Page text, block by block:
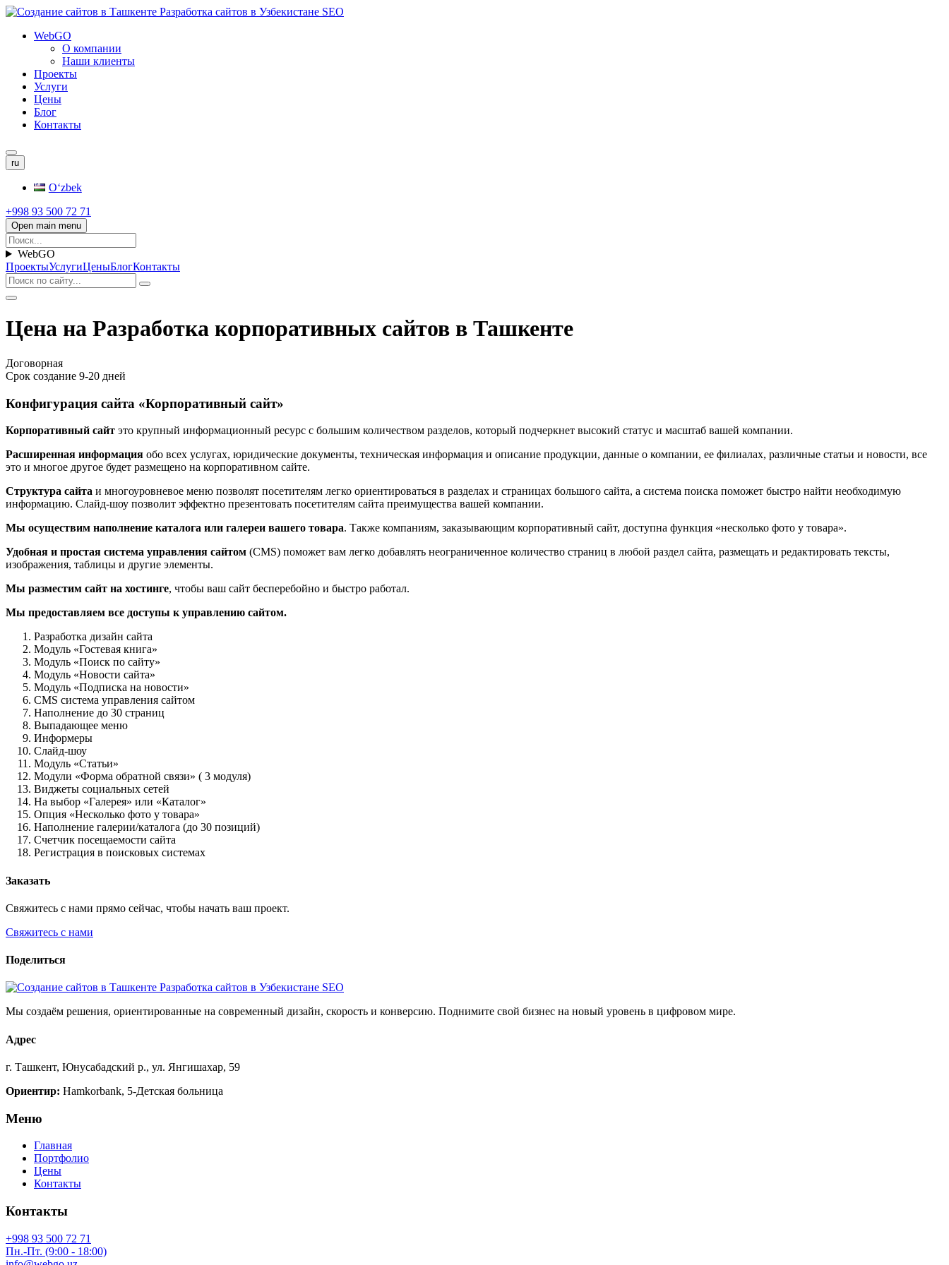
WebGO
О компании
Наши клиенты
Проекты
Услуги
Цены
Блог
Контакты
ru
Oʻzbek
+998 93 500 72 71
Open main menu
WebGO
ПроектыУслугиЦеныБлогКонтакты
Цена на Разработка корпоративных сайтов в Ташкенте
Договорная
Срок создание 9-20 дней
Конфигурация сайта «Корпоративный сайт»
Корпоративный сайт это крупный информационный ресурс с большим количеством разделов, который подчеркнет высокий статус и масштаб вашей компании.
Расширенная информация обо всех услугах, юридические документы, техническая информация и описание продукции, данные о компании, ее филиалах, различные статьи и новости, все
это и многое другое будет размещено на корпоративном сайте.
Структура сайта и многоуровневое меню позволят посетителям легко ориентироваться в разделах и страницах большого сайта, а система поиска поможет быстро найти необходимую
информацию. Слайд-шоу позволит эффектно презентовать посетителям сайта преимущества вашей компании.
Мы осуществим наполнение каталога или галереи вашего товара. Также компаниям, заказывающим корпоративный сайт, доступна функция «несколько фото у товара».
Удобная и простая система управления сайтом (CMS) поможет вам легко добавлять неограниченное количество страниц в любой раздел сайта, размещать и редактировать тексты,
изображения, таблицы и другие элементы.
Мы разместим сайт на хостинге, чтобы ваш сайт бесперебойно и быстро работал.
Мы предоставляем все доступы к управлению сайтом.
Разработка дизайн сайта
Модуль «Гостевая книга»
Модуль «Поиск по сайту»
Модуль «Новости сайта»
Модуль «Подписка на новости»
CMS система управления сайтом
Наполнение до 30 страниц
Выпадающее меню
Информеры
Слайд-шоу
Модуль «Статьи»
Модули «Форма обратной связи» ( 3 модуля)
Виджеты социальных сетей
На выбор «Галерея» или «Каталог»
Опция «Несколько фото у товара»
Наполнение галерии/каталога (до 30 позиций)
Счетчик посещаемости сайта
Регистрация в поисковых системах
Заказать
Свяжитесь с нами прямо сейчас, чтобы начать ваш проект.
Свяжитесь с нами
Поделиться
Мы создаём решения, ориентированные на современный дизайн, скорость и конверсию. Поднимите свой бизнес на новый уровень в цифровом мире.
Адрес
г. Ташкент, Юнусабадский р., ул. Янгишахар, 59
Ориентир: Hamkorbank, 5-Детская больница
Меню
Главная
Портфолио
Цены
Контакты
Контакты
+998 93 500 72 71
Пн.-Пт. (9:00 - 18:00)